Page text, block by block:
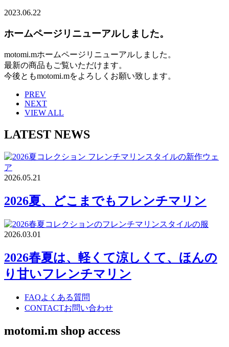
2023.06.22
ホームページリニューアルしました。
motomi.mホームページリニューアルしました。
最新の商品もご覧いただけます。
今後ともmotomi.mをよろしくお願い致します。
PREV
NEXT
VIEW ALL
LATEST NEWS
2026.05.21
2026夏、どこまでもフレンチマリン
2026.03.01
2026春夏は、軽くて涼しくて、ほんの
り甘いフレンチマリン
FAQよくある質問
CONTACTお問い合わせ
motomi.m shop access